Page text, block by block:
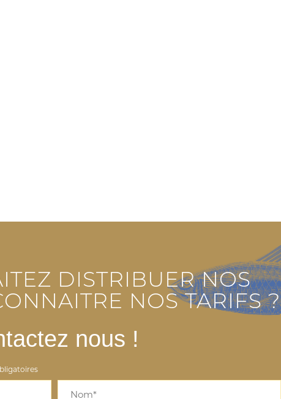
DISTRIBUER NOS
NOS TARIFS ?
nous !